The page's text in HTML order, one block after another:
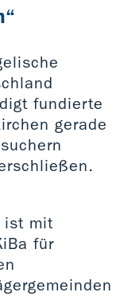
fundierte
gerade
ist mit
für